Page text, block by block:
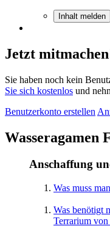
Inhalt melden
Jetzt
Sie haben noch kein
Sie sich kostenlos und
Benutzerkonto erstellen
Wasseragamen
Anschaffung
Was muss
Was benötigt
Terrarium